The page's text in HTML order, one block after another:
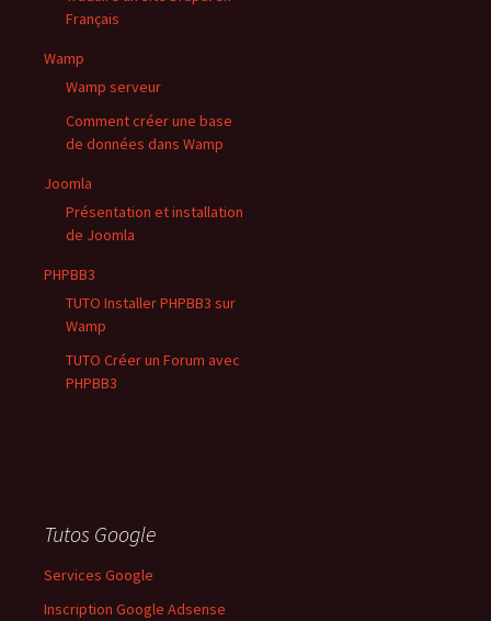
Français
Wamp
Wamp serveur
Comment créer une base
de données dans Wamp
Joomla
Présentation et installation
de Joomla
PHPBB3
TUTO Installer PHPBB3 sur
Wamp
TUTO Créer un Forum avec
PHPBB3
Tutos Google
Services Google
Inscription Google Adsense